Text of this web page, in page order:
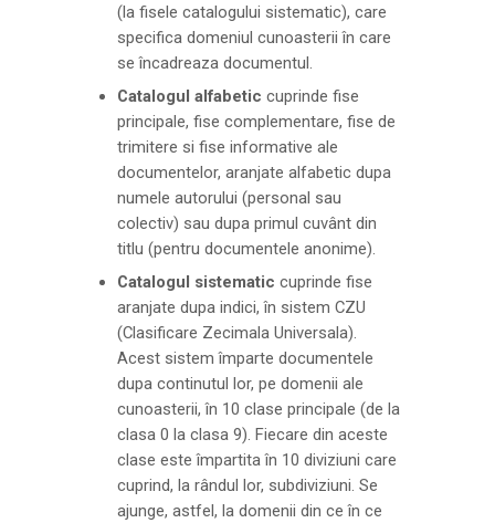
(la fisele catalogului sistematic), care
specifica domeniul cunoasterii în care
se încadreaza documentul.
Catalogul alfabetic cuprinde fise
principale, fise complementare, fise de
trimitere si fise informative ale
documentelor, aranjate alfabetic dupa
numele autorului (personal sau
colectiv) sau dupa primul cuvânt din
titlu (pentru documentele anonime).
Catalogul sistematic cuprinde fise
aranjate dupa indici, în sistem CZU
(Clasificare Zecimala Universala).
Acest sistem împarte documentele
dupa continutul lor, pe domenii ale
cunoasterii, în 10 clase principale (de la
clasa 0 la clasa 9). Fiecare din aceste
clase este împartita în 10 diviziuni care
cuprind, la rândul lor, subdiviziuni. Se
ajunge, astfel, la domenii din ce în ce